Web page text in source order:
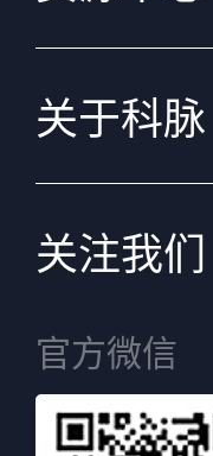
关于科脉
关注我们
官方微信